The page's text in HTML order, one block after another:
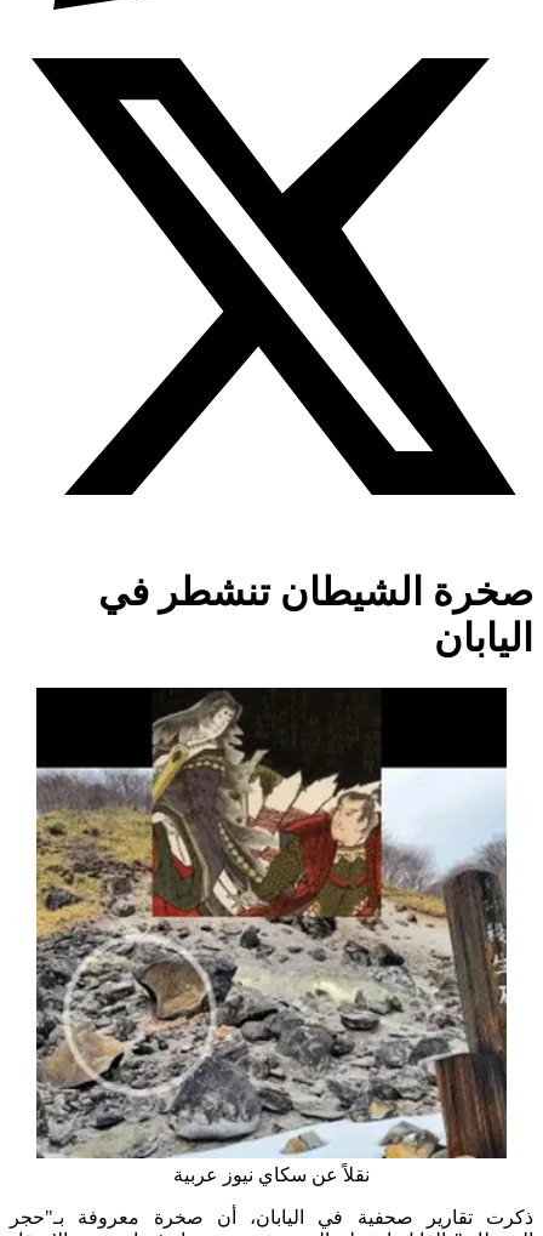
صخرة الشيطان تنشطر في
اليابان
نقلاً عن سكاي نيوز عربية
ذكرت تقارير صحفية في اليابان، أن صخرة معروفة بـ"حجر